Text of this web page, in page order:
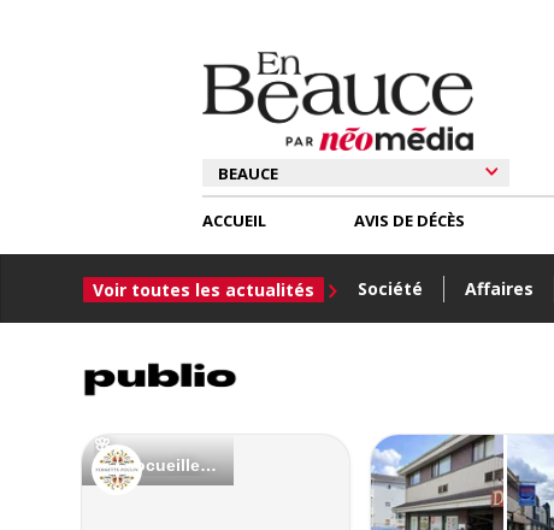
ACCUEIL
Voir toutes les actualités Société Affaires
AVIS DE DÉCÈS